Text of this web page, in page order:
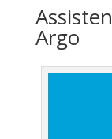
Argo